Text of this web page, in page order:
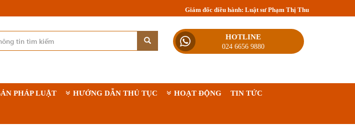
Giám đốc điều hành: Luật sư Phạm Thị Thu
HOTLINE
024 6656 9880
PHÁP LUẬT HƯỚNG DẪN THỦ TỤC HOẠT ĐỘNG TIN TỨC